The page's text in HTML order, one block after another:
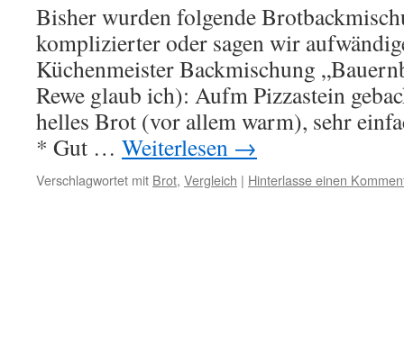
Bisher wurden folgende
komplizierter oder sagen wir
Küchenmeister Backmischung
Rewe glaub ich): Aufm Pizzastein
helles Brot (vor allem warm), sehr
* Gut … Weiterlesen →
Verschlagwortet mit Brot, Vergleich | Hinterlasse einen